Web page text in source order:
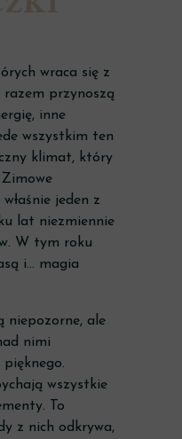
wraca się z
razem przynoszą
inne
wszystkim ten
klimat, który
jeden z
lat niezmiennie
W tym roku
i… magia
niepozorne, ale
nimi
pięknego.
wszystkie
To
z nich odkrywa,